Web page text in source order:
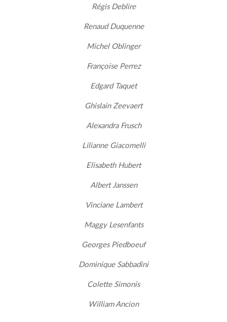
Régis Deblire
Renaud Duquenne
Michel Oblinger
Françoise Perrez
Edgard Taquet
Ghislain Zeevaert
Alexandra Frusch
Lilianne Giacomelli
Elisabeth Hubert
Albert Janssen
Vinciane Lambert
Maggy Lesenfants
Georges Piedboeuf
Dominique Sabbadini
Colette Simonis
William Ancion